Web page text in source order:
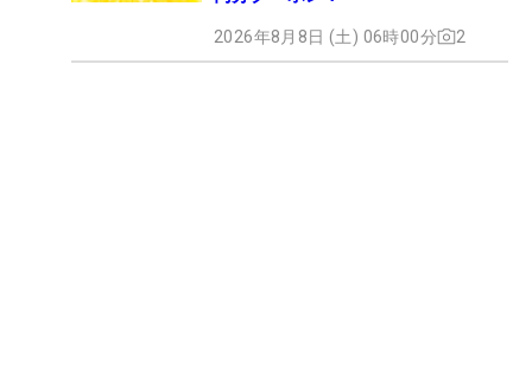
2026年8月8日 (土) 06時00分 2